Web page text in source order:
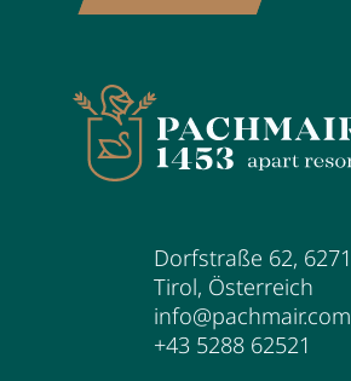
Dorfstraße 62, 6271
Tirol, Österreich
info@pachmair.com
+43 5288 62521